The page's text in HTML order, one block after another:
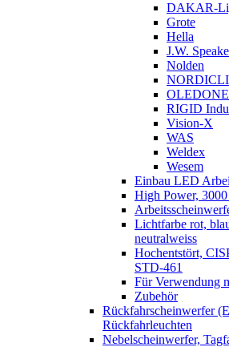
DAKAR-
Grote
Hella
J.W.
Nolden
OLEDONE
RIGID
Vision-X
WAS
Weldex
Wesem
Einbau LED
High Power,
Lichtfarbe rot,
neutralweiss
Hochentstört,
STD-461
Für Verwendung
Zubehör
Rückfahrscheinwerfer
Rückfahrleuchten
Nebelscheinwerfer,